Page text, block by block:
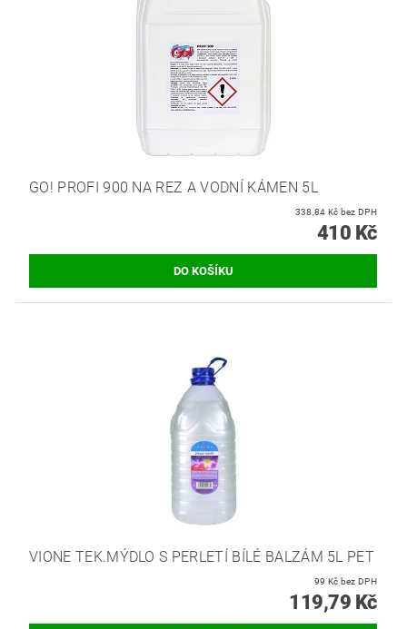
GO! PROFI 900 NA REZ A VODNÍ KÁMEN 5L
338,84 Kč bez DPH
410 Kč
VIONE TEK.MÝDLO S PERLETÍ BÍLÉ BALZÁM 5L PET
99 Kč bez DPH
119,79 Kč